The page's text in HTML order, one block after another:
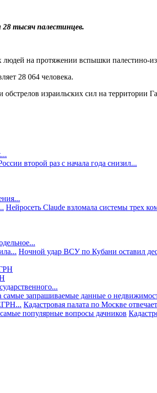
28 тысяч палестинцев.
на протяжении вспышки палестино-
28 064 человека.
израильских сил на территории
второй раз с начала года снизил...
Нейросеть Claude взломала системы трех
Ночной удар ВСУ по Кубани оставил
самые запрашиваемые данные о
Кадастровая палата по Москве
популярные вопросы дачников